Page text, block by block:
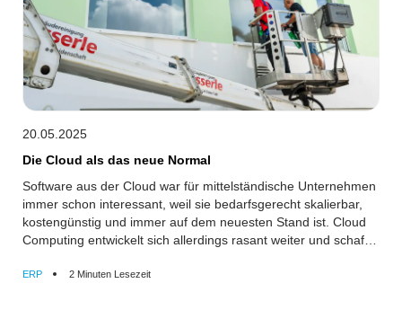
20.05.2025
Die Cloud als das neue Normal
Software aus der Cloud war für mittelständische Unternehmen
immer schon interessant, weil sie bedarfsgerecht skalierbar,
kostengünstig und immer auf dem neuesten Stand ist. Cloud
Computing entwickelt sich allerdings rasant weiter und schafft
ERP 2 Minuten Lesezeit